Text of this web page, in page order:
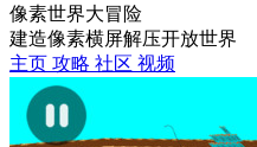
像素世界大冒险
建造像素横屏解压开放世界
主页 攻略 社区 视频